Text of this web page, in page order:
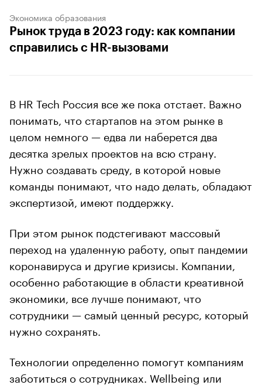
Экономика образования
Рынок труда в 2023 году: как компании
справились с HR-вызовами
В HR Tech Россия все же пока отстает. Важно
понимать, что стартапов на этом рынке в
целом немного — едва ли наберется два
десятка зрелых проектов на всю страну.
Нужно создавать среду, в которой новые
команды понимают, что надо делать, обладают
экспертизой, имеют поддержку.
При этом рынок подстегивают массовый
переход на удаленную работу, опыт пандемии
коронавируса и другие кризисы. Компании,
особенно работающие в области креативной
экономики, все лучше понимают, что
сотрудники — самый ценный ресурс, который
нужно сохранять.
Технологии определенно помогут компаниям
заботиться о сотрудниках. Wellbeing или